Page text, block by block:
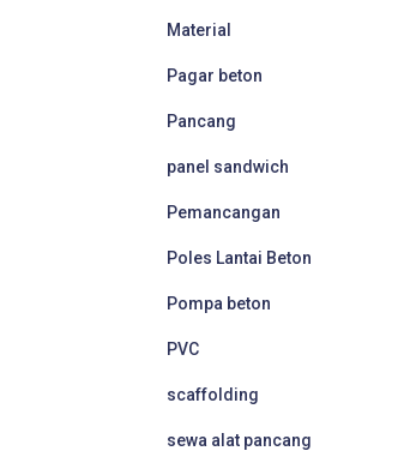
Material
Pagar beton
Pancang
panel sandwich
Pemancangan
Poles Lantai Beton
Pompa beton
PVC
scaffolding
sewa alat pancang